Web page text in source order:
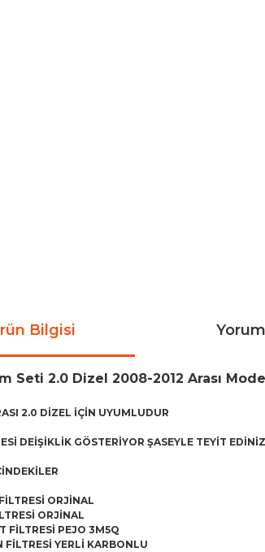
Bilgisi
Seti 2.0 Dizel 2008-2012 Arası
2.0 DİZEL İÇİN UYUMLUDUR
DEİŞİKLİK GÖSTERİYOR ŞASEYLE TEYİT EDİNİZ
ORJİNAL
ORJİNAL
FİLTRESİ PEJO 3M5Q
FİLTRESİ YERLİ KARBONLU